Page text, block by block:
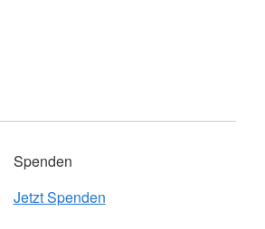
Spenden
Jetzt Spenden